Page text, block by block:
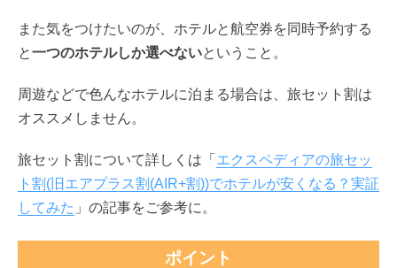
また気をつけたいのが、ホテルと航空券を同時予約する
と一つのホテルしか選べないということ。
周遊などで色んなホテルに泊まる場合は、旅セット割は
オススメしません。
旅セット割について詳しくは「 エクスペディアの旅セッ
ト割(旧エアプラス割(AIR+割))でホテルが安くなる？実証
してみた 」の記事をご参考に。
ポイント